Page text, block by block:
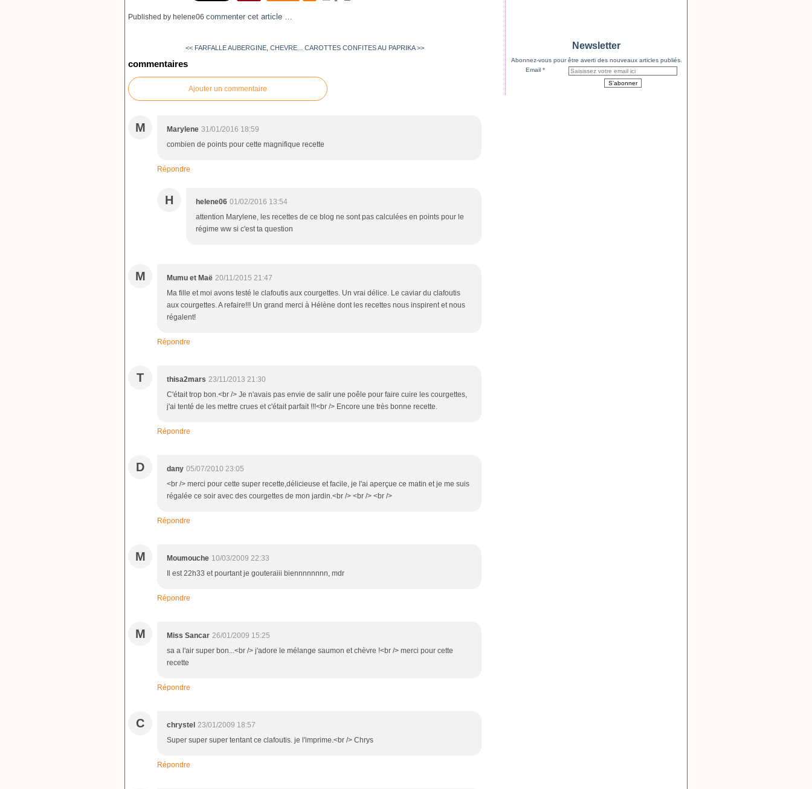
Published by helene06 commenter cet article …
<< FARFALLE AUBERGINE, CHEVRE... CAROTTES CONFITES AU PAPRIKA >>
commentaires
Ajouter un commentaire
M Marylene 31/01/2016 18:59
combien de points pour cette magnifique recette
Répondre
H helene06 01/02/2016 13:54
attention Marylene, les recettes de ce blog ne sont pas calculées en points pour le
régime ww si c'est ta question
M Mumu et Maë 20/11/2015 21:47
Ma fille et moi avons testé le clafoutis aux courgettes. Un vrai délice. Le caviar du clafoutis
aux courgettes. A refaire!!! Un grand merci à Hélène dont les recettes nous inspirent et nous
régalent!
Répondre
T thisa2mars 23/11/2013 21:30
C'était trop bon.<br /> Je n'avais pas envie de salir une poêle pour faire cuire les courgettes,
j'ai tenté de les mettre crues et c'était parfait !!!<br /> Encore une très bonne recette.
Répondre
D dany 05/07/2010 23:05
<br /> merci pour cette super recette,délicieuse et facile, je l'ai aperçue ce matin et je me suis
régalée ce soir avec des courgettes de mon jardin.<br /> <br /> <br />
Répondre
M Moumouche 10/03/2009 22:33
Il est 22h33 et pourtant je gouteraiii biennnnnnnn, mdr
Répondre
M Miss Sancar 26/01/2009 15:25
sa a l'air super bon...<br /> j'adore le mélange saumon et chèvre !<br /> merci pour cette
recette
Répondre
C chrystel 23/01/2009 18:57
Super super super tentant ce clafoutis. je l'imprime.<br /> Chrys
Répondre
Newsletter
Abonnez-vous pour être averti des nouveaux articles publiés.
Email